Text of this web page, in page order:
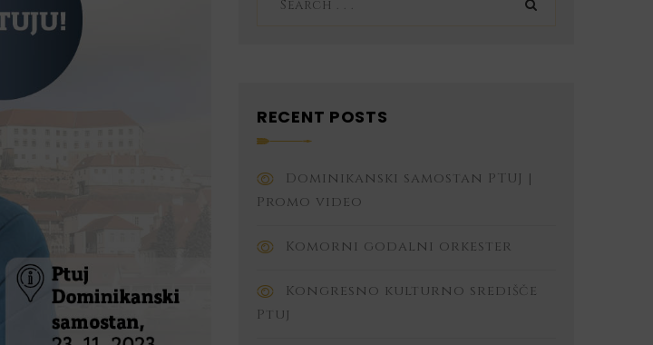
RECENT POSTS
Dominikanski samostan PTUJ |
Promo video
Komorni godalni orkester
Kongresno kulturno središče
Ptuj